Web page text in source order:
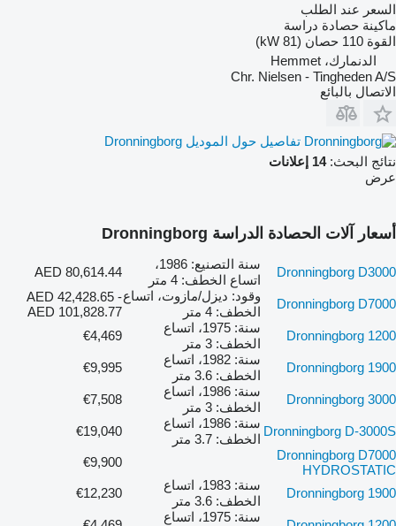
السعر عند الطلب
ماكينة حصادة دراسة
القوة 110 حصان (81 kW)
الدنمارك، Hemmet
Chr. Nielsen - Tingheden A/S
الاتصال بالبائع
تفاصيل حول الموديل Dronningborg
نتائج البحث:14 إعلانات
عرض
أسعار آلات الحصادة الدراسة Dronningborg
Dronningborg D3000
سنة التصنيع: 1986،
اتساع الخطف: 4 متر
AED 80,614.44
Dronningborg D7000
وقود: ديزل/مازوت، اتساع
الخطف: 4 متر
AED 42,428.65 -
AED 101,828.77
Dronningborg 1200
سنة: 1975، اتساع
الخطف: 3 متر
€4,469
Dronningborg 1900
سنة: 1982، اتساع
الخطف: 3.6 متر
€9,995
Dronningborg 3000
سنة: 1986، اتساع
الخطف: 3 متر
€7,508
Dronningborg D-3000S
سنة: 1986، اتساع
الخطف: 3.7 متر
€19,040
Dronningborg D7000
HYDROSTATIC
€9,900
Dronningborg 1900
سنة: 1983، اتساع
الخطف: 3.6 متر
€12,230
سنة: 1975، اتساع